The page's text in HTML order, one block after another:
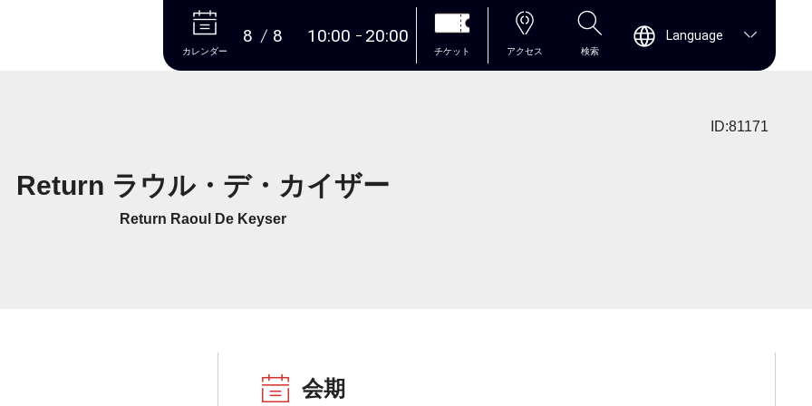
本文へ
カレンダー
8 8 10:00 20:00
チケット アクセス 検索
Language
ID:81171
Return ラウル・デ・カイザー
Return Raoul De Keyser
会期